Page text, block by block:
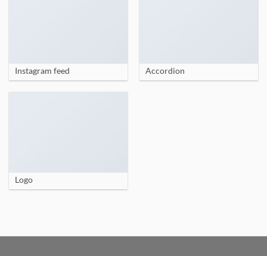
Instagram feed Accordion
Logo